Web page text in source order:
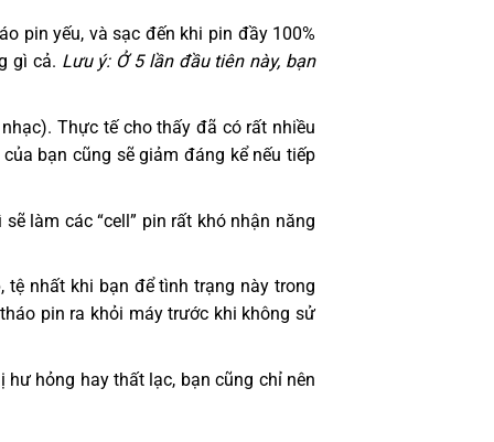
pin yếu, và sạc đến khi pin đầy 100%
gì cả. Lưu ý: Ở 5 lần đầu tiên này, bạn
Thực tế cho thấy đã có rất nhiều
bạn cũng sẽ giảm đáng kể nếu tiếp
làm các “cell” pin rất khó nhận năng
nhất khi bạn để tình trạng này trong
pin ra khỏi máy trước khi không sử
hỏng hay thất lạc, bạn cũng chỉ nên